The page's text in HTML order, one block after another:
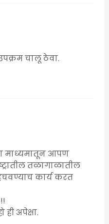
चालू ठेवा.
माध्यमातून आपण
तळागाळातील
कार्य करत
ही अपेक्षा.